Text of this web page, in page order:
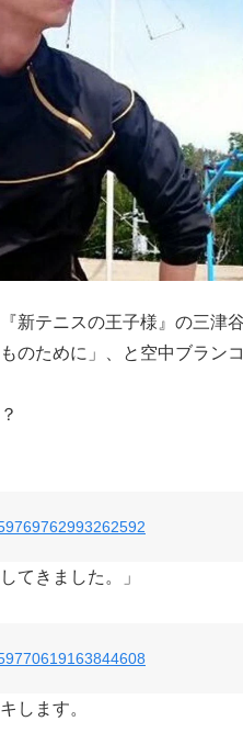
新テニスの王子様』の三津
のために」、と空中ブラン
てきました。」
します。